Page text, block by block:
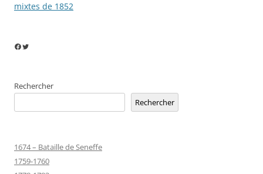
mixtes de 1852
Facebook
Twitter
Rechercher
Rechercher
1674 – Bataille de Seneffe
1759-1760